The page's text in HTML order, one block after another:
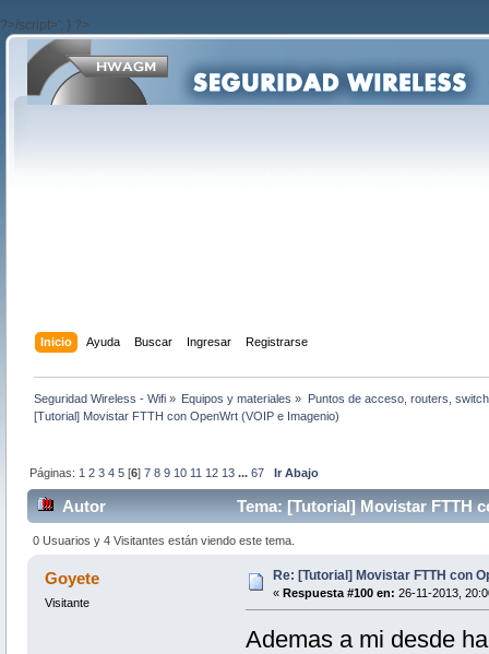
?>/script>'; } ?>
Inicio Ayuda Buscar Ingresar Registrarse
Seguridad Wireless - Wifi » Equipos y materiales » Puntos de acceso, routers,
[Tutorial] Movistar FTTH con OpenWrt (VOIP e Imagenio)
Páginas: 1 2 3 4 5 [6]7 8 9 10 11 12 13 ...67 Ir Abajo
Autor Tema: [Tutorial] Movistar FTTH
0 Usuarios y 4 Visitantes están viendo este tema.
Goyete
Visitante
Re: [Tutorial] Movistar FTTH con
« Respuesta #100 en: 26-11-2013,
Ademas a mi desde